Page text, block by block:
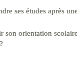
ses études après
son orientation